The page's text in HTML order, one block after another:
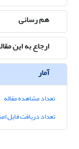
هم رسانی
ارجاع به این
آمار
تعداد مشاهده مقاله
تعداد دریافت فایل